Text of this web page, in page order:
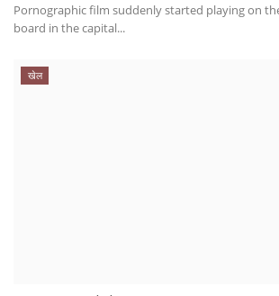
Pornographic film suddenly started playing on
board in the capital...
खेल